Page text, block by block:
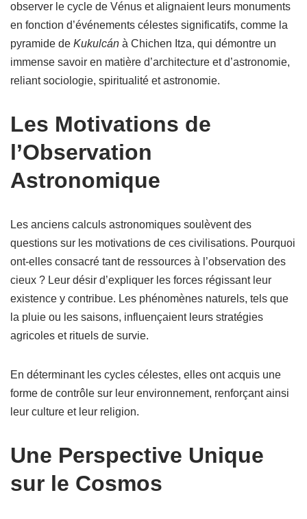
observer le cycle de Vénus et alignaient leurs monuments
en fonction d’événements célestes significatifs, comme la
pyramide de Kukulcán à Chichen Itza, qui démontre un
immense savoir en matière d’architecture et d’astronomie,
reliant sociologie, spiritualité et astronomie.
Les Motivations de
l’Observation
Astronomique
Les anciens calculs astronomiques soulèvent des
questions sur les motivations de ces civilisations. Pourquoi
ont-elles consacré tant de ressources à l’observation des
cieux ? Leur désir d’expliquer les forces régissant leur
existence y contribue. Les phénomènes naturels, tels que
la pluie ou les saisons, influençaient leurs stratégies
agricoles et rituels de survie.
En déterminant les cycles célestes, elles ont acquis une
forme de contrôle sur leur environnement, renforçant ainsi
leur culture et leur religion.
Une Perspective Unique
sur le Cosmos